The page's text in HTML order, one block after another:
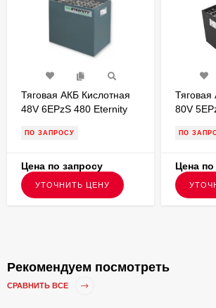
Тяговая АКБ Кислотная
48V 6EPzS 480 Eternity
980х603х470
ПО ЗАПРОСУ
Цена по запросу
УТОЧНИТЬ ЦЕНУ
Тяговая
80V
ПО
Цена по
Рекомендуем посмотреть
СРАВНИТЬ ВСЕ